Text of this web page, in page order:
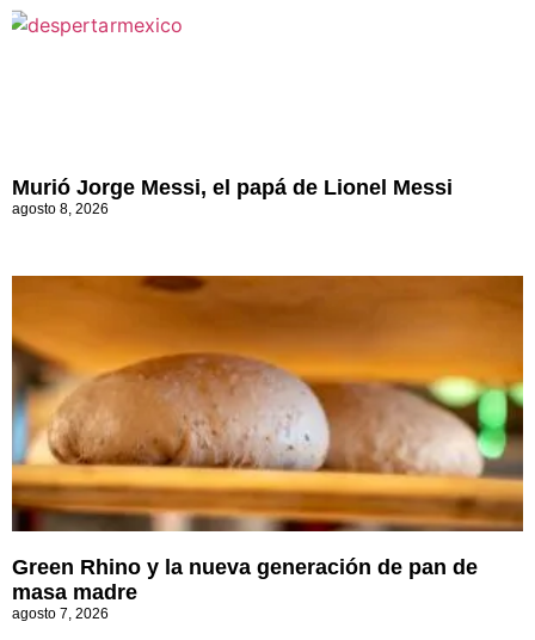
Murió Jorge Messi, el papá de Lionel Messi
agosto 8, 2026
Green Rhino y la nueva generación de pan de
masa madre
agosto 7, 2026